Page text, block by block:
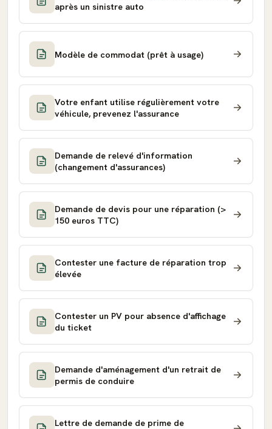
après un sinistre auto
Modèle de commodat (prêt à usage)
Votre enfant utilise régulièrement votre
véhicule, prevenez l'assurance
Demande de relevé d'information
(changement d'assurances)
Demande de devis pour une réparation (>
150 euros TTC)
Contester une facture de réparation trop
élevée
Contester un PV pour absence d'affichage
du ticket
Demande d'aménagement d'un retrait de
permis de conduire
Lettre de demande de prime de